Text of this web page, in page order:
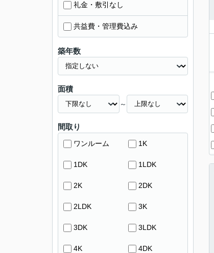
礼金・敷引なし
共益費・管理費込み
築年数
面積
～
間取り
ワンルーム 1K
1DK 1LDK
2K 2DK
2LDK 3K
3DK 3LDK
4K 4DK